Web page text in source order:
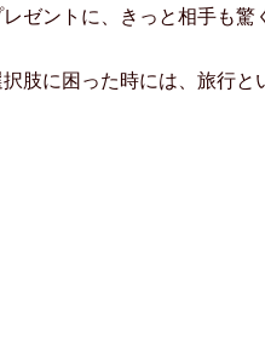
ゼントに、きっと相手も驚
肢に困った時には、旅行と